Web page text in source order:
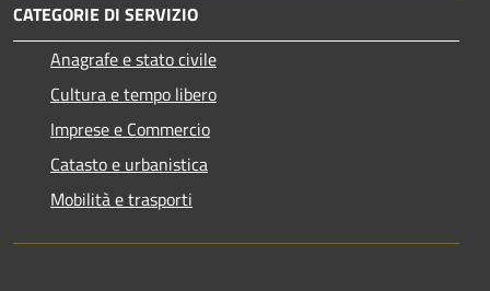
CATEGORIE DI SERVIZIO
Anagrafe e stato civile
Cultura e tempo libero
Imprese e Commercio
Catasto e urbanistica
Mobilità e trasporti